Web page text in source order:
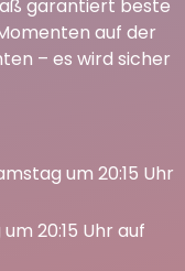
garantiert beste
auf der
– es wird sicher
um 20:15 Uhr
20:15 Uhr auf